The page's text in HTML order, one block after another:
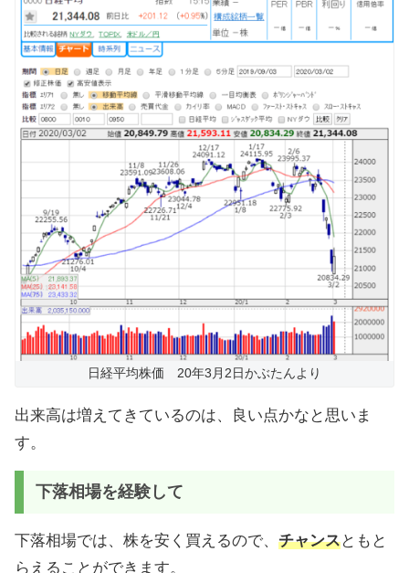
日経平均株価 20年3月2日かぶたんより
出来高は増えてきているのは、良い点かなと思いま
す。
下落相場を経験して
下落相場では、株を安く買えるので、 チャンスともと
らえることができます。